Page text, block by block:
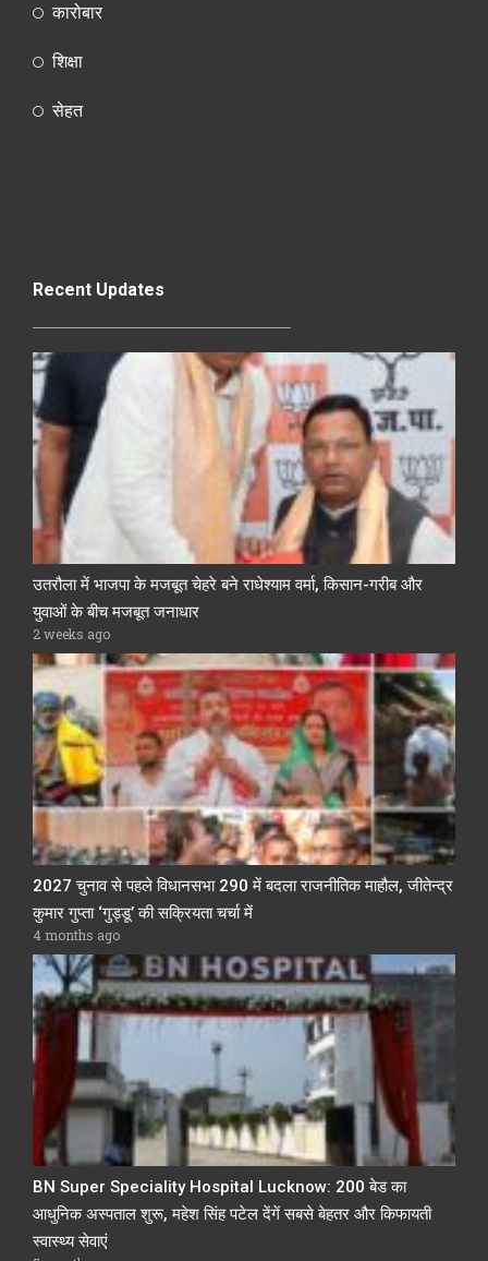
कारोबार
शिक्षा
सेहत
Recent Updates
उतरौला में भाजपा के मजबूत चेहरे बने राधेश्याम वर्मा, किसान-गरीब और
युवाओं के बीच मजबूत जनाधार
2 weeks ago
2027 चुनाव से पहले विधानसभा 290 में बदला राजनीतिक माहौल, जीतेन्द्र
कुमार गुप्ता ‘गुड्डू’ की सक्रियता चर्चा में
4 months ago
BN Super Speciality Hospital Lucknow: 200 बेड का
आधुनिक अस्पताल शुरू, महेश सिंह पटेल देंगें सबसे बेहतर और किफायती
स्वास्थ्य सेवाएं